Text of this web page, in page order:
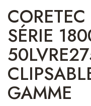
SÉRIE
GAMME